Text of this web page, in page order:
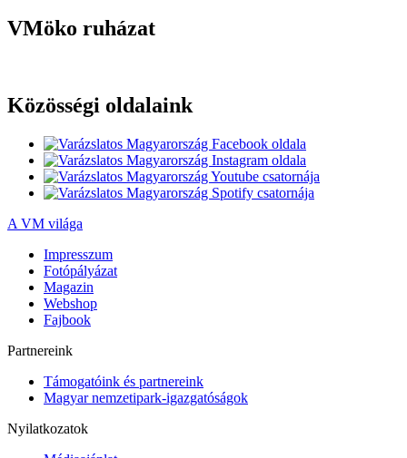
VMöko ruházat
Közösségi oldalaink
A VM világa
Impresszum
Fotópályázat
Magazin
Webshop
Fajbook
Partnereink
Támogatóink és partnereink
Magyar nemzetipark-igazgatóságok
Nyilatkozatok